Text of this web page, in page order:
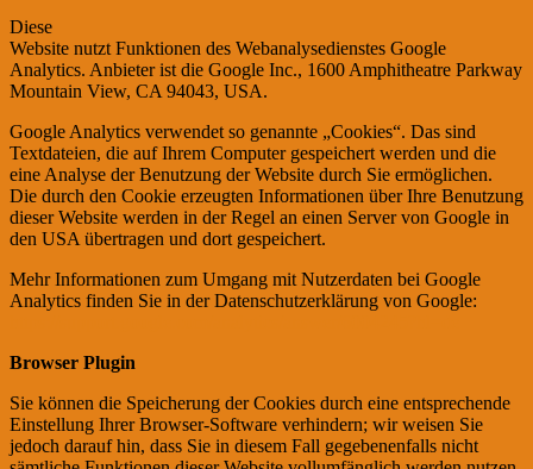
Diese
Website nutzt Funktionen des Webanalysedienstes Google
Analytics. Anbieter ist die Google Inc., 1600 Amphitheatre Parkway
Mountain View, CA 94043, USA.
Google Analytics verwendet so genannte „Cookies“. Das sind
Textdateien, die auf Ihrem Computer gespeichert werden und die
eine Analyse der Benutzung der Website durch Sie ermöglichen.
Die durch den Cookie erzeugten Informationen über Ihre Benutzung
dieser Website werden in der Regel an einen Server von Google in
den USA übertragen und dort gespeichert.
Mehr Informationen zum Umgang mit Nutzerdaten bei Google
Analytics finden Sie in der Datenschutzerklärung von Google:
Browser Plugin
Sie können die Speicherung der Cookies durch eine entsprechende
Einstellung Ihrer Browser-Software verhindern; wir weisen Sie
jedoch darauf hin, dass Sie in diesem Fall gegebenenfalls nicht